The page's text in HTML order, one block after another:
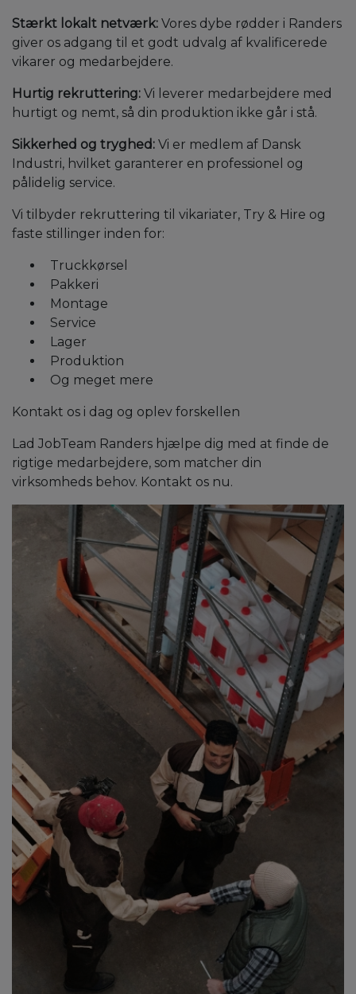
Stærkt lokalt netværk: Vores dybe rødder i Randers
giver os adgang til et godt udvalg af kvalificerede
vikarer og medarbejdere.
Hurtig rekruttering: Vi leverer medarbejdere med
hurtigt og nemt, så din produktion ikke går i stå.
Sikkerhed og tryghed: Vi er medlem af Dansk
Industri, hvilket garanterer en professionel og
pålidelig service.
Vi tilbyder rekruttering til vikariater, Try & Hire og
faste stillinger inden for:
Truckkørsel
Pakkeri
Montage
Service
Lager
Produktion
Og meget mere
Kontakt os i dag og oplev forskellen
Lad JobTeam Randers hjælpe dig med at finde de
rigtige medarbejdere, som matcher din
virksomheds behov. Kontakt os nu.